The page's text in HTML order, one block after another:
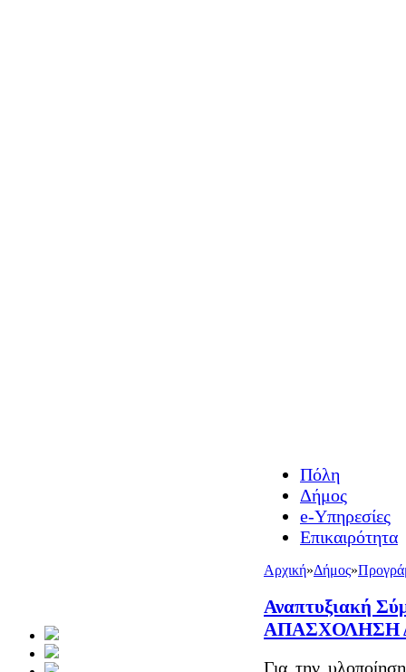
Πόλη
Δήμος
e-Υπηρεσίες
Επικαιρότητα
Αρχική»Δήμος»
Αναπτυξιακή
ΑΠΑΣΧΟΛΗΣΗ
Για την